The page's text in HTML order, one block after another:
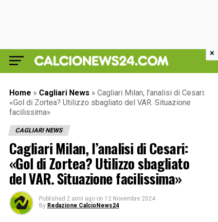
Home » Cagliari News » Cagliari Milan, l’analisi di Cesari:
«Gol di Zortea? Utilizzo sbagliato del VAR. Situazione
facilissima»
CAGLIARI NEWS
Cagliari Milan, l’analisi di Cesari:
«Gol di Zortea? Utilizzo sbagliato
del VAR. Situazione facilissima»
Published 2 anni ago on 12 Novembre 2024
By Redazione CalcioNews24
×